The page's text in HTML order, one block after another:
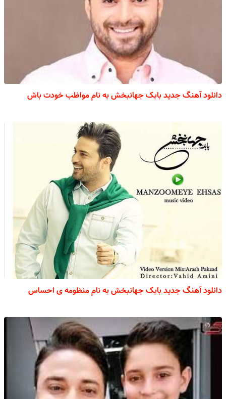
دانلود آهنگ جدید بابک جهانبخش به نام مواظب خودت باش
دانلود آهنگ جدید بابک جهانبخش به نام منظومه ی احساس